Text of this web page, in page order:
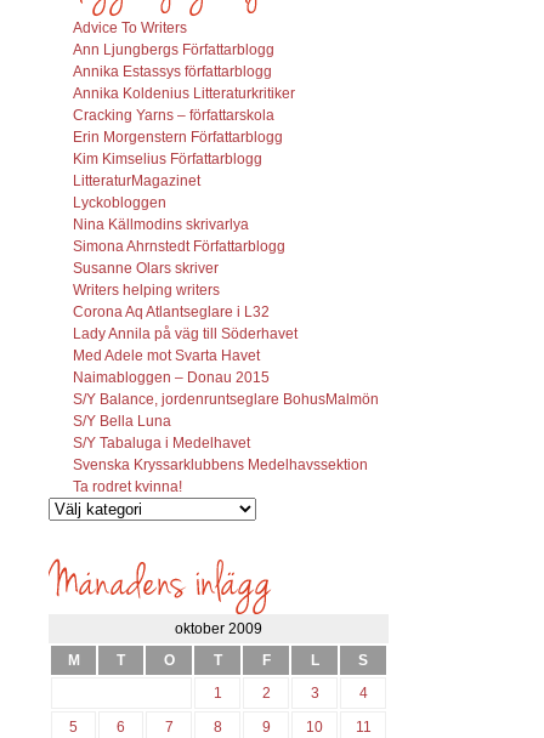
Advice To Writers
Ann Ljungbergs Författarblogg
Annika Estassys författarblogg
Annika Koldenius Litteraturkritiker
Cracking Yarns – författarskola
Erin Morgenstern Författarblogg
Kim Kimselius Författarblogg
LitteraturMagazinet
Lyckobloggen
Nina Källmodins skrivarlya
Simona Ahrnstedt Författarblogg
Susanne Olars skriver
Writers helping writers
Corona Aq Atlantseglare i L32
Lady Annila på väg till Söderhavet
Med Adele mot Svarta Havet
Naimabloggen – Donau 2015
S/Y Balance, jordenruntseglare BohusMalmön
S/Y Bella Luna
S/Y Tabaluga i Medelhavet
Svenska Kryssarklubbens Medelhavssektion
Ta rodret kvinna!
Vilka
söks?
oktober 2009
M
T O T F L
S
1
2 3
4
5
6 7 8 9 10
11